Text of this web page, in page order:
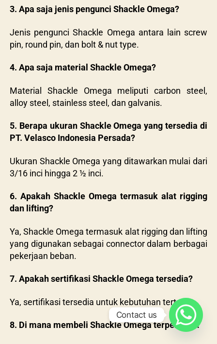
3. Apa saja jenis pengunci Shackle Omega?
Jenis pengunci Shackle Omega antara lain screw
pin, round pin, dan bolt & nut type.
4. Apa saja material Shackle Omega?
Material Shackle Omega meliputi carbon steel,
alloy steel, stainless steel, dan galvanis.
5. Berapa ukuran Shackle Omega yang tersedia di
PT. Velasco Indonesia Persada?
Ukuran Shackle Omega yang ditawarkan mulai dari
3/16 inci hingga 2 ½ inci.
6. Apakah Shackle Omega termasuk alat rigging
dan lifting?
Ya, Shackle Omega termasuk alat rigging dan lifting
yang digunakan sebagai connector dalam berbagai
pekerjaan beban.
7. Apakah sertifikasi Shackle Omega tersedia?
Ya, sertifikasi tersedia untuk kebutuhan tertentu.
8. Di mana membeli Shackle Omega terpercaya?
Contact us